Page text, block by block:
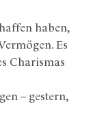
haben,
Es
Charismas
– gestern,